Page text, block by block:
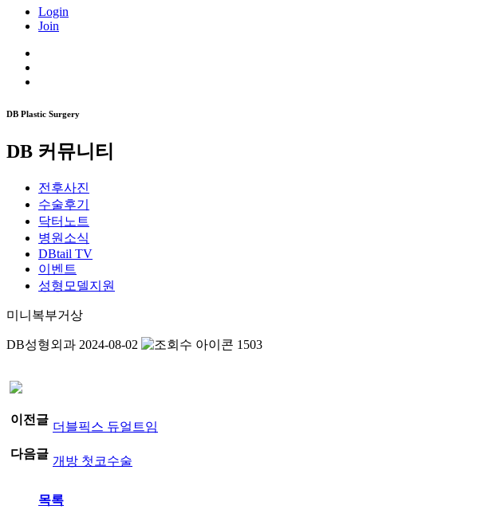
Login
Join
DB Plastic Surgery
DB 커뮤니티
전후사진
수술후기
닥터노트
병원소식
DBtail TV
이벤트
성형모델지원
미니복부거상
DB성형외과 2024-08-02 1503
이전글
더블픽스 듀얼트임
다음글
개방 첫코수술
목록